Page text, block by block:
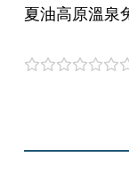
夏油高原溫泉